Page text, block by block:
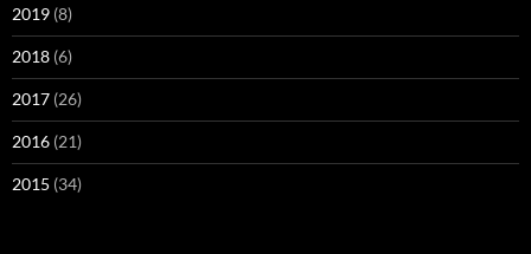
2019 (8)
2018 (6)
2017 (26)
2016 (21)
2015 (34)